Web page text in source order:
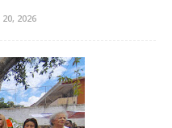
20, 2026